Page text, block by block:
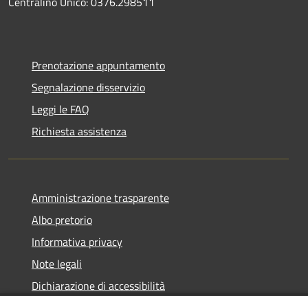
Prenotazione appuntamento
Segnalazione disservizio
Leggi le FAQ
Richiesta assistenza
Amministrazione trasparente
Albo pretorio
Informativa privacy
Note legali
Dichiarazione di accessibilità